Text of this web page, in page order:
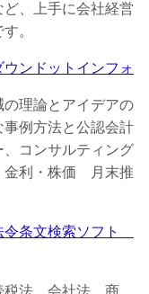
、上手に会社経営
。
ンドットインフォ
理論とアイデアの
例方法と公認会計
コンサルティング
金利・株価 月末推
令条文検索ソフト
法、会社法、商